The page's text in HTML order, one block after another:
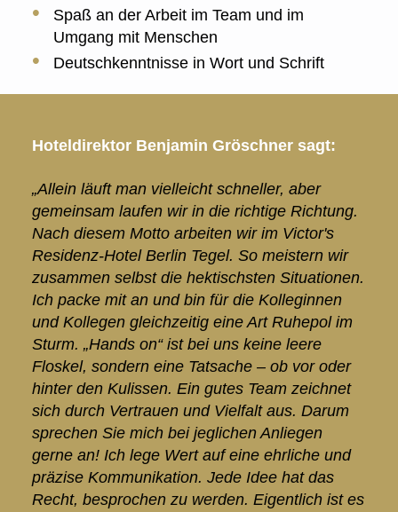
Spaß an der Arbeit im Team und im
Umgang mit Menschen
Deutschkenntnisse in Wort und Schrift
Hoteldirektor Benjamin Gröschner sagt:
„Allein läuft man vielleicht schneller, aber
gemeinsam laufen wir in die richtige Richtung.
Nach diesem Motto arbeiten wir im Victor's
Residenz-Hotel Berlin Tegel. So meistern wir
zusammen selbst die hektischsten Situationen.
Ich packe mit an und bin für die Kolleginnen
und Kollegen gleichzeitig eine Art Ruhepol im
Sturm. „Hands on“ ist bei uns keine leere
Floskel, sondern eine Tatsache – ob vor oder
hinter den Kulissen. Ein gutes Team zeichnet
sich durch Vertrauen und Vielfalt aus. Darum
sprechen Sie mich bei jeglichen Anliegen
gerne an! Ich lege Wert auf eine ehrliche und
präzise Kommunikation. Jede Idee hat das
Recht, besprochen zu werden. Eigentlich ist es